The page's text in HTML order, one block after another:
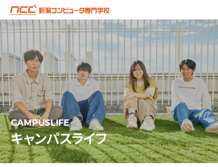
CAMPUSLIFE
キャンパスライフ